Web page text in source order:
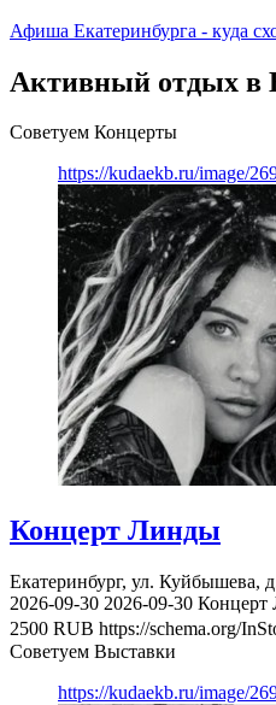
Афиша Екатеринбурга - куда
Активный отдых в
Советуем Концерты
https://kudaekb.ru/image/
Концерт Линды
Екатеринбург, ул. Куйбышева,
2026-09-30 2026-09-30
2500 RUB https://schema.org/
Советуем Выставки
https://kudaekb.ru/image/